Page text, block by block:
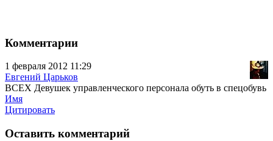
Комментарии
1 февраля 2012 11:29
Евгений Царьков
ВСЕХ Девушек управленческого персонала обуть в спецобувь
Имя
Цитировать
Оставить комментарий